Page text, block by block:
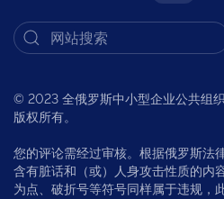
© 2023 全俄罗斯中小型企业公共组织
版权所有。
您的评论需经过审核。根据俄罗斯法
含有脏话和（或）人身攻击性质的内
为点、破折号等符号同样属于违规，